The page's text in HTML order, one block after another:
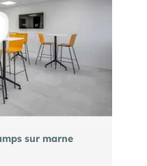
sur marne